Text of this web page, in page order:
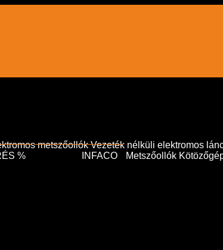
metszőollók Vezeték nélküli elektromos
% INFACO Metszőollók